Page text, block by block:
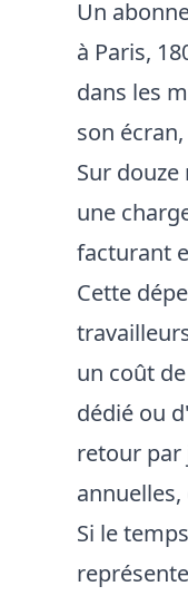
Un
à Paris,
dans les
son
Sur
une
facturant
Cette
un coût
dédié ou
retour par
Si le